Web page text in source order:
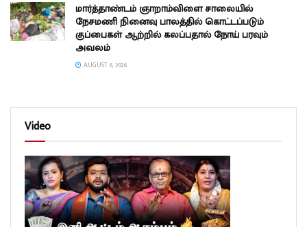
மார்த்தாண்டம் ஞாறாம்விளை சாலையில்
நேசமணி நினைவு பாலத்தில் கொட்டப்படும்
குப்பைகள் ஆற்றில் கலப்பதால் நோய் பரவும்
அவலம்
AUGUST 6, 2026
Video